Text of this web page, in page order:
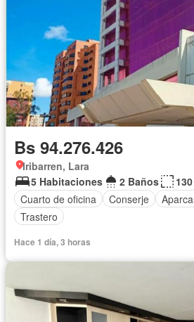
Bs 94.276.426
Iribarren, Lara
5 Habitaciones
2 Baños
Cuarto de oficina
Conserje
Trastero
Hace 1 día, 3 horas